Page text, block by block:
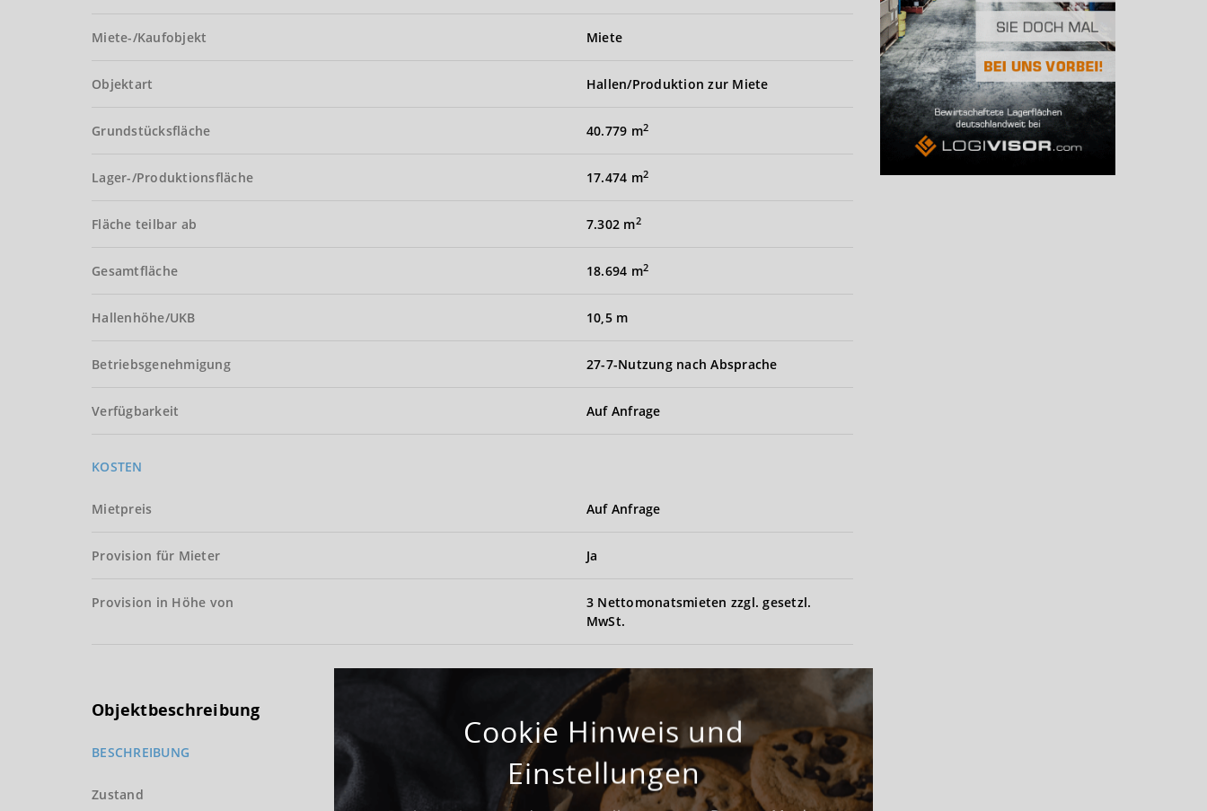
Miete-/Kaufobjekt Miete
Objektart Hallen/Produktion zur Miete
Grundstücksfläche 40.779 m2
Lager-/Produktionsfläche 17.474 m2
Fläche teilbar ab 7.302 m2
Gesamtfläche 18.694 m2
Hallenhöhe/UKB 10,5 m
Betriebsgenehmigung 27-7-Nutzung nach Absprache
Verfügbarkeit Auf Anfrage
KOSTEN
Mietpreis Auf Anfrage
Provision für Mieter Ja
Provision in Höhe von
3 Nettomonatsmieten zzgl. gesetzl.
MwSt.
Objektbeschreibung
BESCHREIBUNG
Zustand Neuwertig
Cookie Hinweis und
Einstellungen